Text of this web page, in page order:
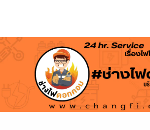
ยัง
เนื้อหา